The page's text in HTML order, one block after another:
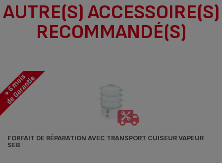
modalités de communication de la loi
Anti-Gaspillage pour une Economie
AUTRE(S) ACCESSOIRE(S)
RECOMMANDÉ(S)
FORFAIT DE RÉPARATION AVEC TRANSPORT CUISEUR VAPEUR
SEB